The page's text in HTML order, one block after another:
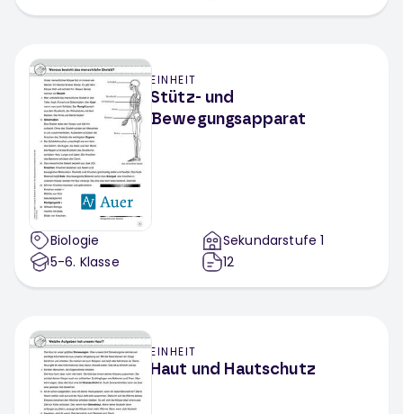
EINHEIT
Stütz- und
Bewegungsapparat
Biologie
5-6. Klasse
Sekundarstufe 1
12
EINHEIT
Haut und Hautschutz